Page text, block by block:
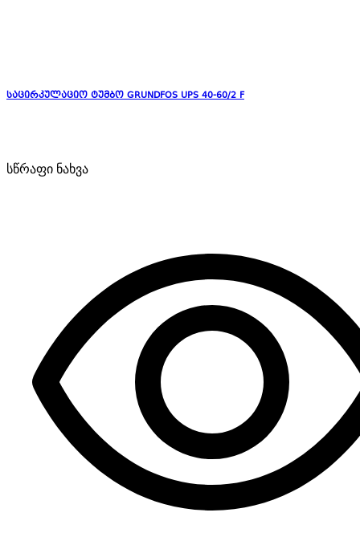
საცირკულაციო ტუმბო GRUNDFOS UPS 40-60/2 F
სწრაფი ნახვა